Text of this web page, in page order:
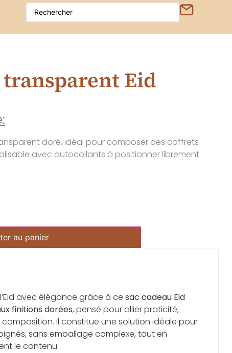
transparent Eid
doré, idéal pour composer des coffrets
avec autocollants à positionner librement.
au panier
avec élégance grâce à ce sac cadeau Eid
finitions dorées, pensé pour allier praticité,
Il constitue une solution idéale pour
sans emballage complexe, tout en
le contenu.